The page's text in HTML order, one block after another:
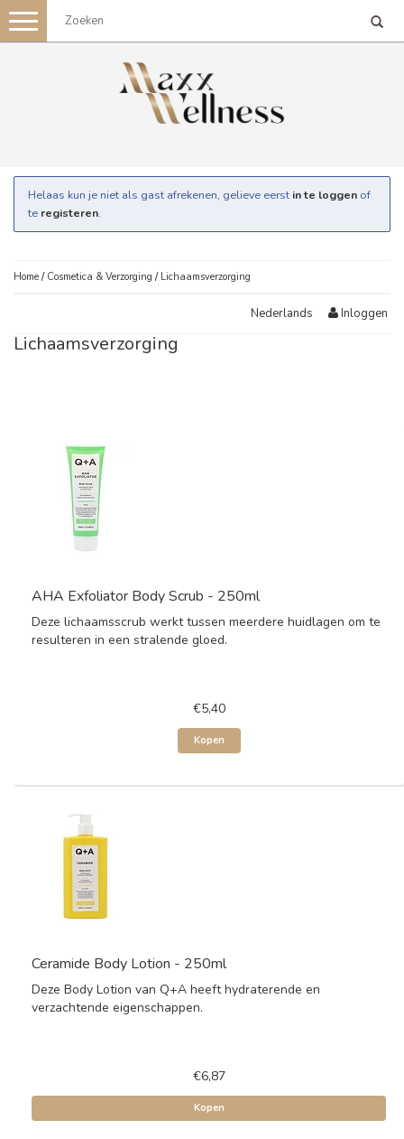
Toggle
navigation
Helaas kun je niet als gast afrekenen, gelieve eerst in te loggen of
te registeren.
Home / Cosmetica & Verzorging / Lichaamsverzorging
Nederlands Inloggen
Lichaamsverzorging
AHA Exfoliator Body Scrub - 250ml
Deze lichaamsscrub werkt tussen meerdere huidlagen om te
resulteren in een stralende gloed.
€5,40
Kopen
Ceramide Body Lotion - 250ml
Deze Body Lotion van Q+A heeft hydraterende en
verzachtende eigenschappen.
€6,87
Kopen